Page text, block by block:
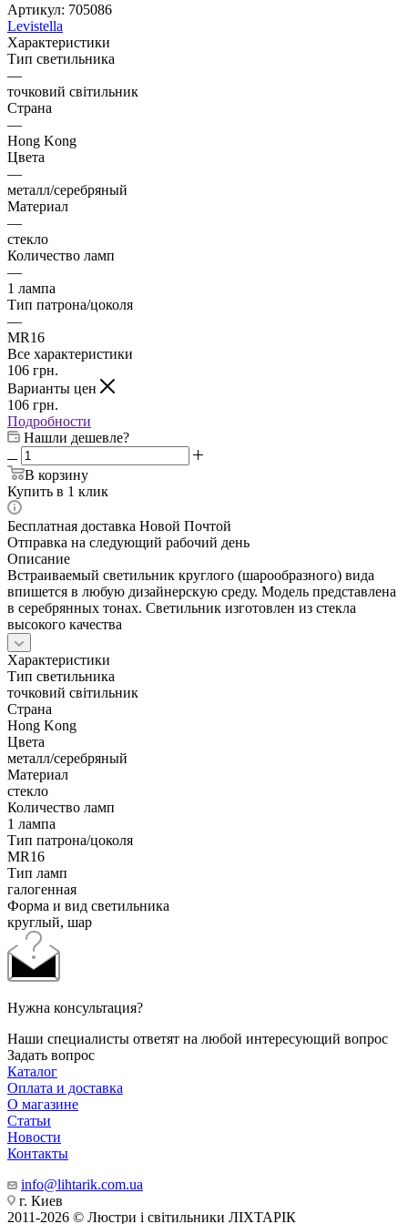
Артикул: 705086
Levistella
Характеристики
Тип светильника
—
точковий світильник
Страна
—
Hong Kong
Цвета
—
металл/серебряный
Материал
—
стекло
Количество ламп
—
1 лампа
Тип патрона/цоколя
—
MR16
Все характеристики
106 грн.
Варианты цен
106 грн.
Подробности
Нашли дешевле?
В корзину
Купить в 1 клик
Бесплатная доставка Новой Почтой
Отправка на следующий рабочий день
Описание
Встраиваемый светильник круглого (шарообразного) вида
впишется в любую дизайнерскую среду. Модель представлена
в серебрянных тонах. Светильник изготовлен из стекла
высокого качества
Характеристики
Тип светильника
точковий світильник
Страна
Hong Kong
Цвета
металл/серебряный
Материал
стекло
Количество ламп
1 лампа
Тип патрона/цоколя
MR16
Тип ламп
галогенная
Форма и вид светильника
круглый, шар
Нужна консультация?
Наши специалисты ответят на любой интересующий вопрос
Задать вопрос
Каталог
Оплата и доставка
О магазине
Статьи
Новости
Контакты
info@lihtarik.com.ua
г. Киев
2011-2026 © Люстри і світильники ЛІХТАРІК